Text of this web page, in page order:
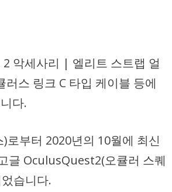
악세사리 | 엘리트 스트랩 얼
러스 링크 C 타입 케이블 등에
다.
로부터 2020년의 10월에 최신
글 OculusQuest2(오큘러 스퀘
습니다.